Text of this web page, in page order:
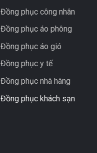
Đồng phục công nhân
Đồng phục áo phông
Đồng phục áo gió
Đồng phục y tế
Đồng phục nhà hàng
Đồng phục khách sạn